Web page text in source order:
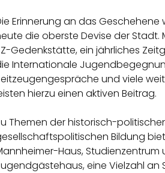
Erinnerung an das Geschehene
die oberste Devise der Stadt.
Gedenkstätte, ein jährliches
Internationale
und viele
hierzu einen aktiven Beitrag.
Themen der historisch-
Bildung
Haus,
eine Vielzahl an